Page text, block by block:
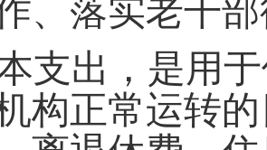
、落实老干
支出，是用
构正常运转